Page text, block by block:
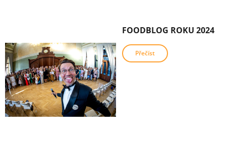
FOODBLOG ROKU 2024
Přečíst